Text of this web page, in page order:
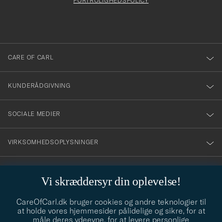
Vi skræddersyr din oplevelse!
CareOfCarl.dk bruger cookies og andre teknologier til
at holde vores hjemmesider pålidelige og sikre, for at
måle deres ydeevne, for at levere personlige
dig
till
vårt
nyhetsbrev!
CARE OF CARL
KUNDERÅDGIVNING
SOCIALE MEDIER
VIRKSOMHEDSOPLYSNINGER
info@careofcarl.dk
Behøver du hjælp til at finde din stil? Lad os hjælpe dig, vi hjælper
gerne til!